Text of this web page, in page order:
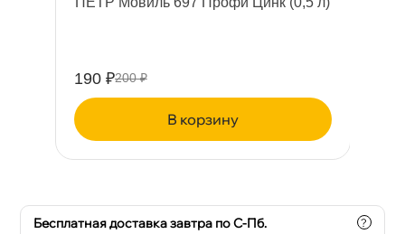
190 ₽200 ₽
корзину
Бесплатная доставка завтра по С-Пб. ?